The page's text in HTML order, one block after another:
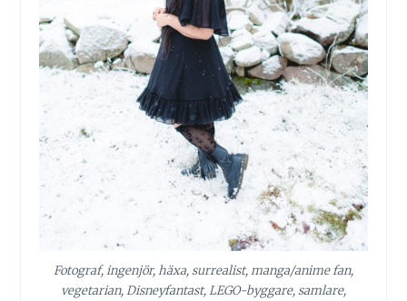
Fotograf, ingenjör, häxa, surrealist, manga/anime fan,
vegetarian, Disneyfantast, LEGO-byggare, samlare,